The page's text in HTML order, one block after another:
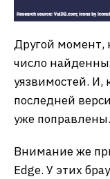
Другой момент,
число
уязвимостей. И,
последней
уже поправлены.
Внимание же
Edge. У этих